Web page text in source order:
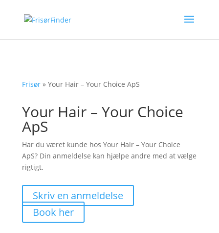
Frisør» Your Hair – Your Choice ApS
Your Hair – Your Choice
ApS
Har du været kunde hos Your Hair – Your Choice
ApS? Din anmeldelse kan hjælpe andre med at vælge
rigtigt.
Skriv en anmeldelse
Book her